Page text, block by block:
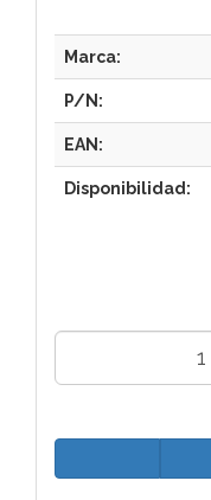
Marca:
P/N:
EAN:
Disponibilidad: